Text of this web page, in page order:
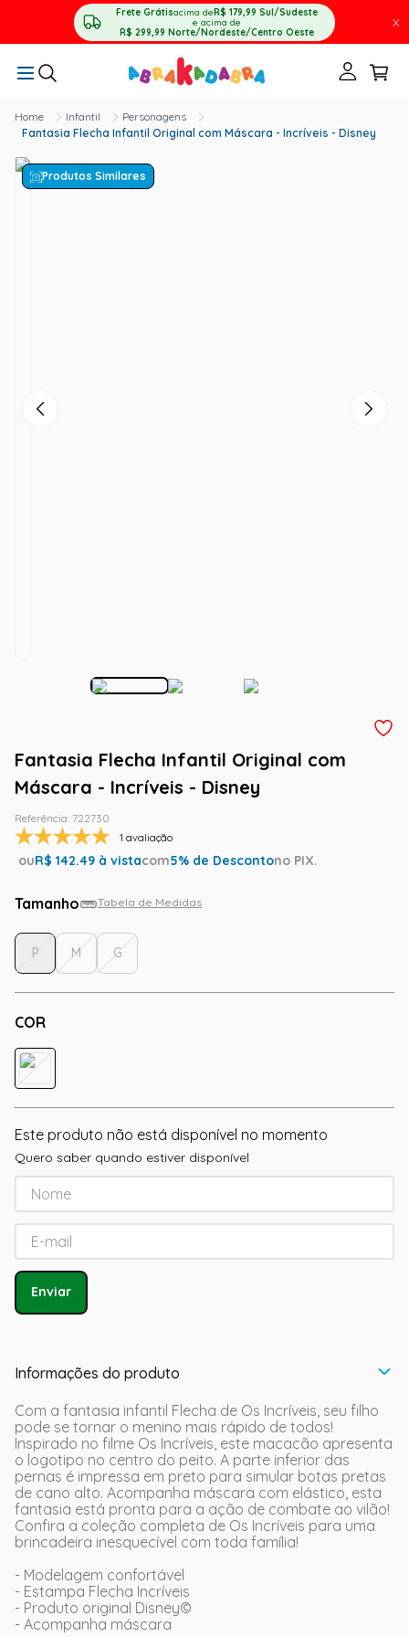
Frete Grátisacima deR$ 179,99 Sul/Sudeste
e acima de
R$ 299,99 Norte/Nordeste/Centro Oeste
X
Infantil
Personagens
Fantasia Flecha Infantil Original com Máscara - Incríveis - Disney
Produtos Similares
Fantasia Flecha Infantil Original com
Máscara - Incríveis - Disney
Referência: 722730
1 avaliação
ouR$ 142.49 à vistacom5% de Descontono PIX.
Tamanho Tabela de Medidas
COR
P M G
Este produto não está disponível no momento
Quero saber quando estiver disponível
Enviar
Informações do produto
Com a fantasia infantil Flecha de Os Incríveis, seu filho
pode se tornar o menino mais rápido de todos!
Inspirado no filme Os Incríveis, este macacão apresenta
o logotipo no centro do peito. A parte inferior das
pernas é impressa em preto para simular botas pretas
de cano alto. Acompanha máscara com elástico, esta
fantasia está pronta para a ação de combate ao vilão!
Confira a coleção completa de Os Incríveis para uma
brincadeira inesquecível com toda família!
- Modelagem confortável
- Estampa Flecha Incríveis
- Produto original Disney©
- Acompanha máscara